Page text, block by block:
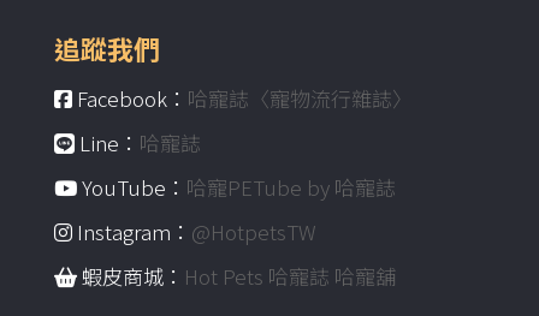
追蹤我們
Facebook： 哈寵誌〈寵物流行雜誌〉
Line： 哈寵誌
YouTube： 哈寵PETube by 哈寵誌
Instagram： @HotpetsTW
蝦皮商城： Hot Pets 哈寵誌 哈寵舖